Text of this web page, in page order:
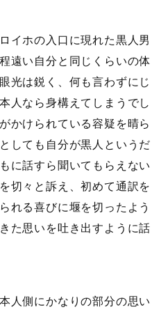
イホの入口に現れた黒人男
遠い自分と同じくらいの体
光は鋭く、何も言わずにじ
人なら身構えてしまうでし
かけられている容疑を晴ら
しても自分が黒人というだ
に話すら聞いてもらえない
切々と訴え、初めて通訳を
れる喜びに堰を切ったよう
た思いを吐き出すように話
人側にかなりの部分の思い